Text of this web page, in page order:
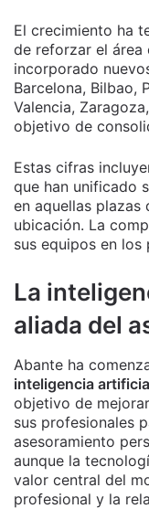
El crecimiento ha
de reforzar el área
incorporado
Barcelona, Bilbao,
Valencia,
objetivo de
Estas cifras
que han unificado
en aquellas
ubicación. La
sus equipos en los
La
aliada del
Abante ha
inteligencia
objetivo de
sus profesionales
asesoramiento
aunque la
valor central del
profesional y la